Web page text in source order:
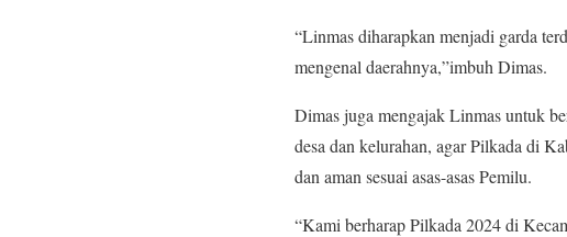
“Linmas diharapkan menjadi garda
mengenal daerahnya,”imbuh Dimas.
Dimas juga mengajak Linmas untuk
desa dan kelurahan, agar Pilkada di
dan aman sesuai asas-asas Pemilu.
“Kami berharap Pilkada 2024 di